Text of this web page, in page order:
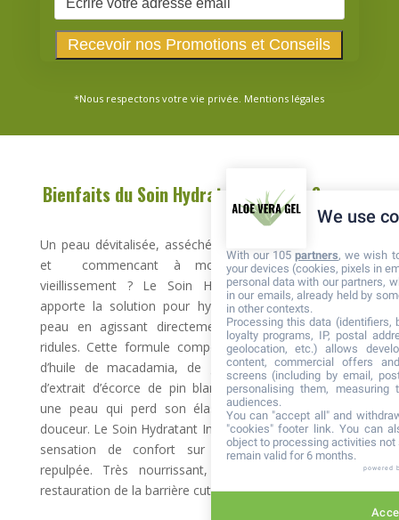
*Nous respectons votre vie privée. Mentions légales
Bienfaits du Soin Hydratant Intense Sonya
Un peau dévitalisée, asséchée, manquant de fermeté
et commencant à montrer des signes de
vieillissement ? Le Soin Hydratant Intense Sonya
apporte la solution pour hydrater et raffermir votre
peau en agissant directement sur les rides et les
ridules. Cette formule composée de gel d’aloe vera,
d’huile de macadamia, de graines de tournesol et
d’extrait d’écorce de pin blanc agit efficacement sur
une peau qui perd son élasticité, son tonus et sa
douceur. Le Soin Hydratant Intense Sonya apporte une
sensation de confort sur une peau entièrement
repulpée. Très nourrissant, ce produit favorise la
restauration de la barrière cutanée.
We use
With our 105partners, we wish
your devices (cookies, pixels in
personal data with our partners,
in our emails, already held by
in other contexts.
Processing this data (identifiers,
loyalty programs, IP, postal
geolocation, etc.) allows
content, commercial offers
screens (including by email,
personalising them, measuring
audiences.
You can "accept all" and
"cookies" footer link. You can
object to processing activities
remain valid for 6 months.
powered